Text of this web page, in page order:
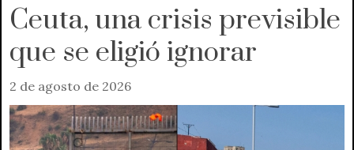
Ceuta, una crisis previsible
que se eligió ignorar
2 de agosto de 2026